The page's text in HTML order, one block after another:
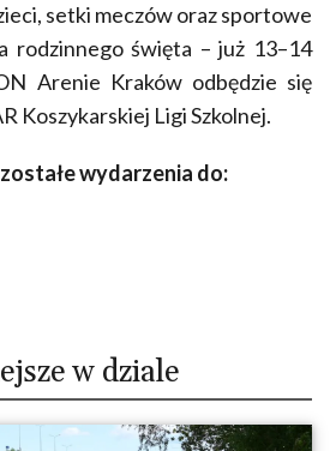
setki meczów oraz sportowe
rodzinnego święta – już 13–14
Arenie Kraków odbędzie się
Koszykarskiej Ligi Szkolnej.
wydarzenia do:
w dziale